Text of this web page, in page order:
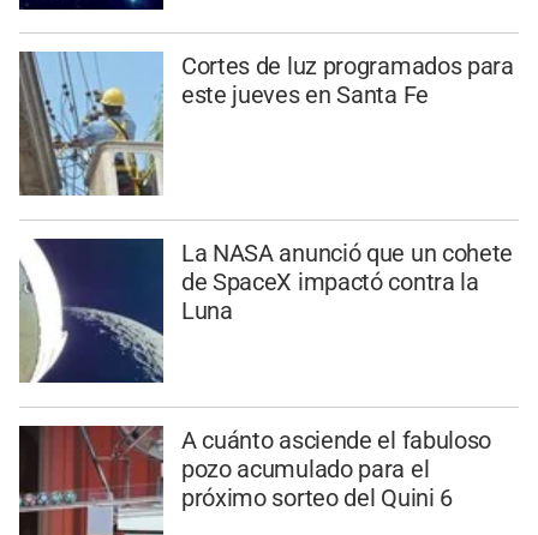
Cortes de luz programados para
este jueves en Santa Fe
La NASA anunció que un cohete
de SpaceX impactó contra la
Luna
A cuánto asciende el fabuloso
pozo acumulado para el
próximo sorteo del Quini 6